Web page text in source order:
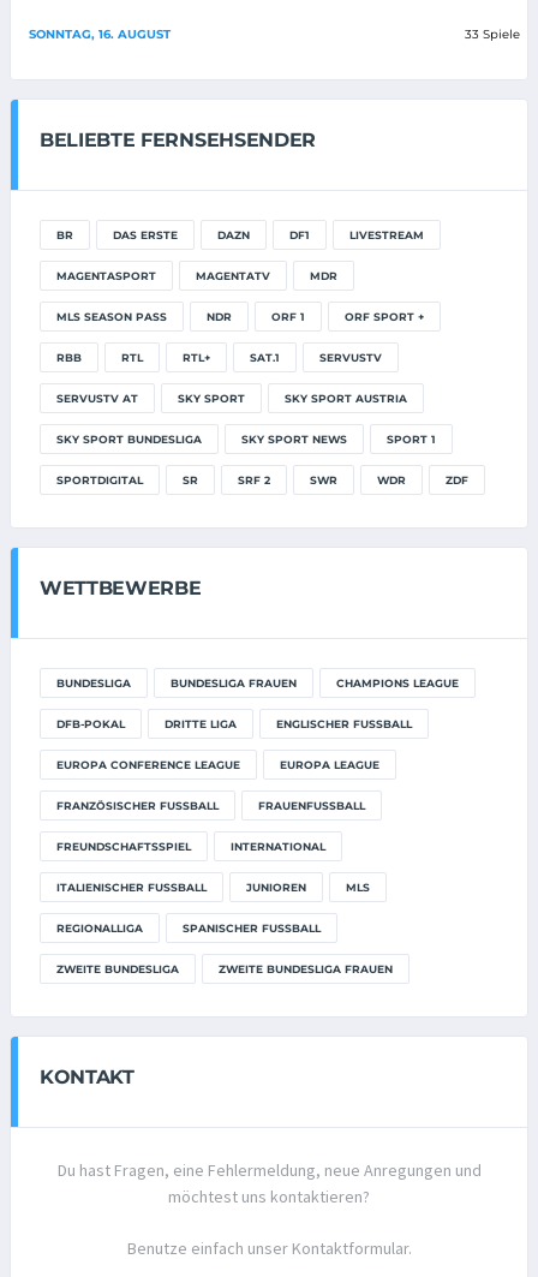
SONNTAG, 16. AUGUST 33 Spiele
BELIEBTE FERNSEHSENDER
BR DAS ERSTE DAZN DF1 LIVESTREAM
MAGENTASPORT MAGENTATV MDR
MLS SEASON PASS NDR ORF 1 ORF SPORT +
RBB RTL RTL+ SAT.1 SERVUSTV
SERVUSTV AT SKY SPORT SKY SPORT AUSTRIA
SKY SPORT BUNDESLIGA SKY SPORT NEWS SPORT 1
SPORTDIGITAL SR SRF 2 SWR WDR ZDF
WETTBEWERBE
BUNDESLIGA BUNDESLIGA FRAUEN CHAMPIONS LEAGUE
DFB-POKAL DRITTE LIGA ENGLISCHER FUSSBALL
EUROPA CONFERENCE LEAGUE EUROPA LEAGUE
FRANZÖSISCHER FUSSBALL FRAUENFUSSBALL
FREUNDSCHAFTSSPIEL INTERNATIONAL
ITALIENISCHER FUSSBALL JUNIOREN MLS
REGIONALLIGA SPANISCHER FUSSBALL
ZWEITE BUNDESLIGA ZWEITE BUNDESLIGA FRAUEN
KONTAKT
Du hast Fragen, eine Fehlermeldung, neue Anregungen und
möchtest uns kontaktieren?
Benutze einfach unser Kontaktformular.